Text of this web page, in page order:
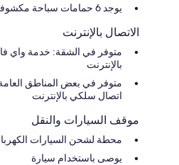
يوجد 6 حمامات سباحة مكشوفة
الاتصال بالإنترنت
متوفر في الشقة: خدمة واي
بالإنترنت
متوفر في بعض المناطق
اتصال سلكي بالإنترنت
موقف السيارات والنقل
محطة لشحن السيارات
يوصى باستخدام سيارة